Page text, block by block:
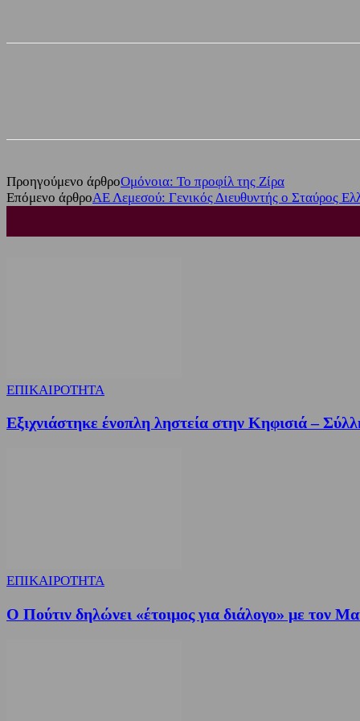
Προηγούμενο άρθροΟμόνοια: Το προφίλ της Ζίρα
Επόμενο άρθροΑΕ Λεμεσού: Γενικός Διευθυντής ο Σταύρος
ΕΠΙΚΑΙΡΟΤΗΤΑ
Εξιχνιάστηκε ένοπλη ληστεία στην Κηφισιά –
ΕΠΙΚΑΙΡΟΤΗΤΑ
Ο Πούτιν δηλώνει «έτοιμος για διάλογο» με τον